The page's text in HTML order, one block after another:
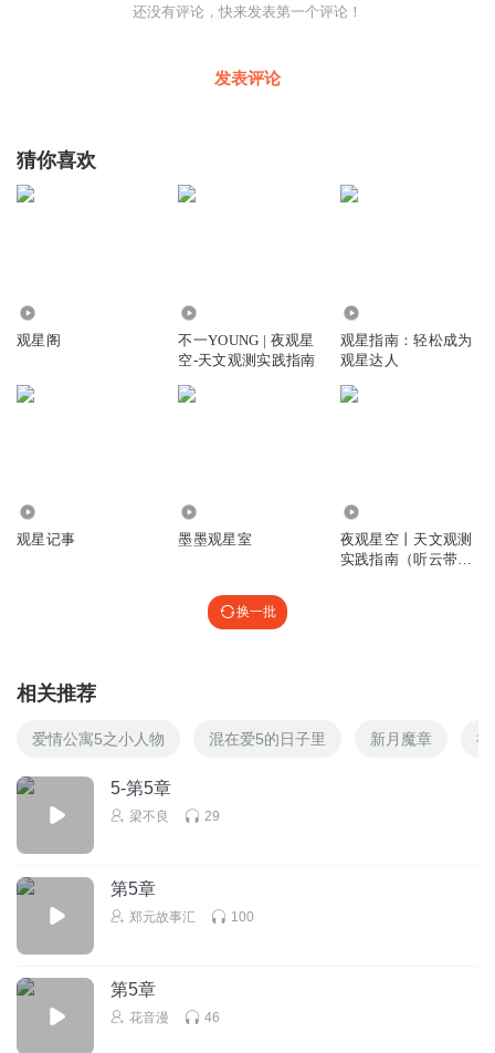
还没有评论，快来发表第一个评论！
发表评论
猜你喜欢
观星阁
不一YOUNG | 夜观星
空-天文观测实践指南
观星指南：轻松成为
观星达人
观星记事 墨墨观星室
夜观星空丨天文观测
实践指南（听云带你
换一批
相关推荐
爱情公寓5之小人物 混在爱5的日子里 新月魔章 神
5-第5章
梁不良 29
第5章
郑元故事汇 100
第5章
花音漫 46